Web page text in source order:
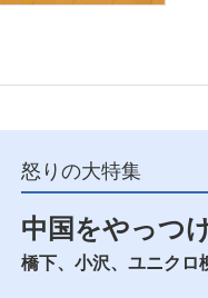
the Style
怒りの大特集
中国をやっつ
橋下、小沢、ユニク